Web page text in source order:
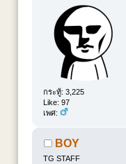
กระทู้: 3,225
Like: 97
เพศ:
BOY
TG STAFF